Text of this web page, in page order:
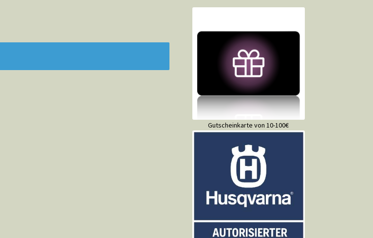
Gutscheinkarte von 10-100€